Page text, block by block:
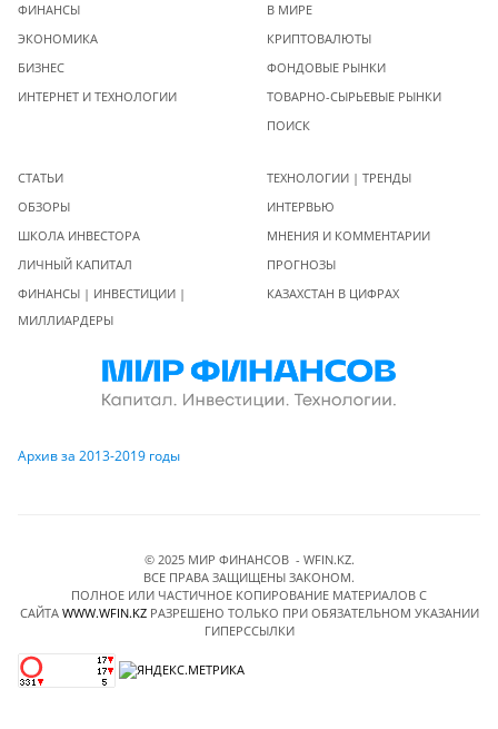
ФИНАНСЫ
ЭКОНОМИКА
БИЗНЕС
ИНТЕРНЕТ И ТЕХНОЛОГИИ
В МИРЕ
КРИПТОВАЛЮТЫ
ФОНДОВЫЕ РЫНКИ
ТОВАРНО-СЫРЬЕВЫЕ РЫНКИ
ПОИСК
СТАТЬИ
ОБЗОРЫ
ШКОЛА ИНВЕСТОРА
ЛИЧНЫЙ КАПИТАЛ
ФИНАНСЫ | ИНВЕСТИЦИИ |
МИЛЛИАРДЕРЫ
ТЕХНОЛОГИИ | ТРЕНДЫ
ИНТЕРВЬЮ
МНЕНИЯ И КОММЕНТАРИИ
ПРОГНОЗЫ
КАЗАХСТАН В ЦИФРАХ
Архив за 2013-2019 годы
© 2025 МИР ФИНАНСОВ - WFIN.KZ.
ВСЕ ПРАВА ЗАЩИЩЕНЫ ЗАКОНОМ.
ПОЛНОЕ ИЛИ ЧАСТИЧНОЕ КОПИРОВАНИЕ МАТЕРИАЛОВ C
САЙТА WWW.WFIN.KZРАЗРЕШЕНО ТОЛЬКО ПРИ ОБЯЗАТЕЛЬНОМ УКАЗАНИИ
ГИПЕРССЫЛКИ